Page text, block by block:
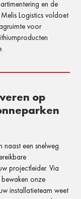
en de
Logistics voldoet
voor
op
naast een snelweg.
projectleider. Via
onze
installatieteam weet